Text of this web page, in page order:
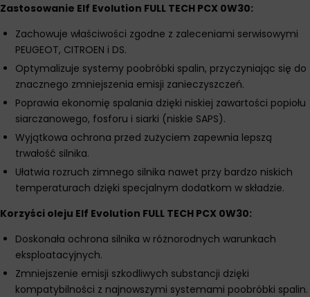
Zastosowanie Elf Evolution FULL TECH PCX 0W30:
Zachowuje właściwości zgodne z zaleceniami serwisowymi
PEUGEOT, CITROEN i DS.
Optymalizuje systemy poobróbki spalin, przyczyniając się do
znacznego zmniejszenia emisji zanieczyszczeń.
Poprawia ekonomię spalania dzięki niskiej zawartości popiołu
siarczanowego, fosforu i siarki (niskie SAPS).
Wyjątkowa ochrona przed zużyciem zapewnia lepszą
trwałość silnika.
Ułatwia rozruch zimnego silnika nawet przy bardzo niskich
temperaturach dzięki specjalnym dodatkom w składzie.
Korzyści oleju Elf Evolution FULL TECH PCX 0W30:
Doskonała ochrona silnika w różnorodnych warunkach
eksploatacyjnych.
Zmniejszenie emisji szkodliwych substancji dzięki
kompatybilności z najnowszymi systemami poobróbki spalin.